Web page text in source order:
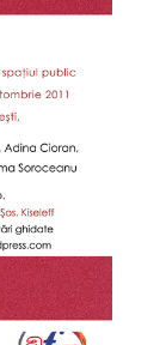
Optimixed la Imbold,